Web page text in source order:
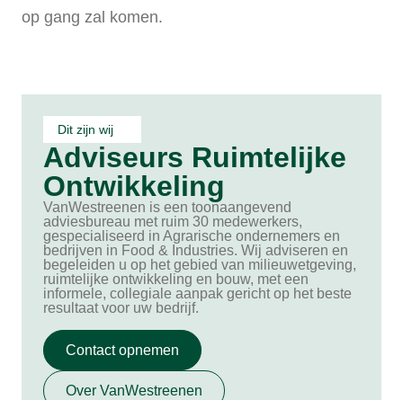
op gang zal komen.
Dit zijn wij
Adviseurs Ruimtelijke
Ontwikkeling
VanWestreenen is een toonaangevend
adviesbureau met ruim 30 medewerkers,
gespecialiseerd in Agrarische ondernemers en
bedrijven in Food & Industries. Wij adviseren en
begeleiden u op het gebied van milieuwetgeving,
ruimtelijke ontwikkeling en bouw, met een
informele, collegiale aanpak gericht op het beste
resultaat voor uw bedrijf.
Contact opnemen
Over VanWestreenen